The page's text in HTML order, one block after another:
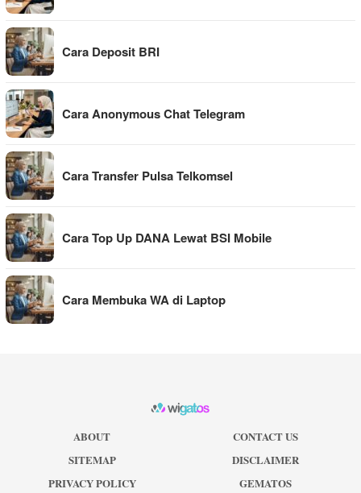
Cara Deposit BRI
Cara Anonymous Chat Telegram
Cara Transfer Pulsa Telkomsel
Cara Top Up DANA Lewat BSI Mobile
Cara Membuka WA di Laptop
ABOUT
CONTACT US
SITEMAP
DISCLAIMER
PRIVACY POLICY
GEMATOS